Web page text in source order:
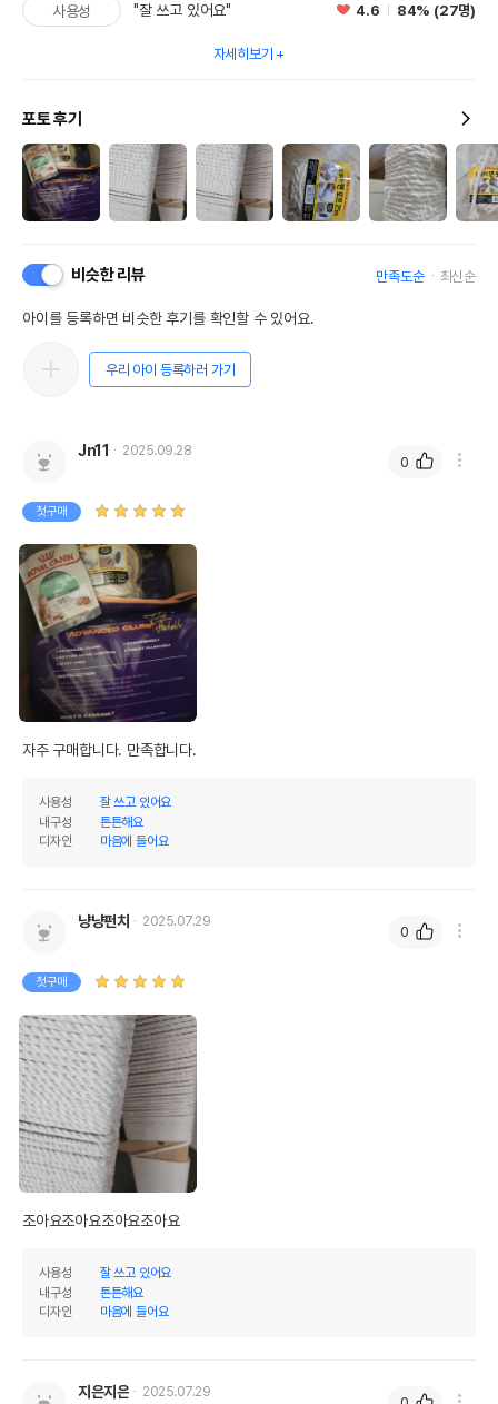
사용성 "잘 쓰고 있어요" 4.6 84% (27명)
자세히보기
포토 후기
비슷한 리뷰 만족도순 최신순
아이를 등록하면 비슷한 후기를 확인할 수 있어요.
우리 아이 등록하러 가기
Jn11 2025.09.28
첫구매
자주 구매합니다. 만족합니다.
사용성
잘 쓰고 있어요
내구성
튼튼해요
디자인
마음에 들어요
0
냥냥펀치 2025.07.29
첫구매
조아요조아요조아요조아요
사용성
잘 쓰고 있어요
내구성
튼튼해요
디자인
마음에 들어요
0
지은지은 2025.07.29